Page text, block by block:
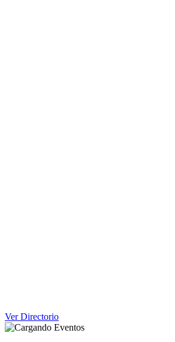
Ver Directorio